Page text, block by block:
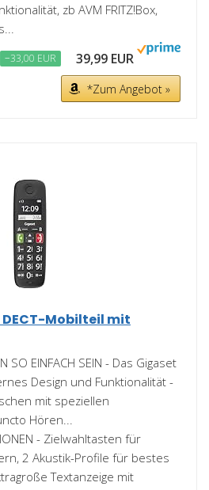
zb AVM FRITZ!Box,
−33,00 EUR 39,99 EUR
*Zum Angebot »
DECT-Mobilteil mit
SO EINFACH SEIN - Das Gigaset
Design und Funktionalität -
mit speziellen
Hören...
- Zielwahltasten für
2 Akustik-Profile für bestes
Textanzeige mit